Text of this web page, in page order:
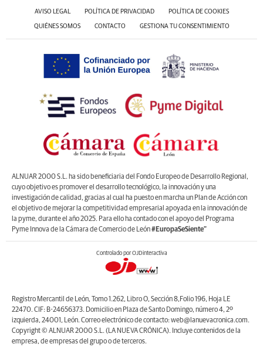
AVISO LEGAL POLÍTICA DE PRIVACIDAD POLÍTICA DE COOKIES
QUIÉNES SOMOS CONTACTO GESTIONA TU CONSENTIMIENTO
ALNUAR 2000 S.L. ha sido beneficiaria del Fondo Europeo de Desarrollo Regional,
cuyo objetivo es promover el desarrollo tecnológico, la innovación y una
investigación de calidad, gracias al cual ha puesto en marcha un Plan de Acción con
el objetivo de mejorar la competitividad empresarial apoyada en la innovación de
la pyme, durante el año 2025. Para ello ha contado con el apoyo del Programa
Pyme Innova de la Cámara de Comercio de León#EuropaSeSiente”
Controlado por OJDinteractiva
Registro Mercantil de León, Tomo 1.262, Libro O, Sección 8,Folio 196, Hoja LE
22470. CIF: B-24656373. Domicilio en Plaza de Santo Domingo, número 4, 2º
izquierda, 24001, León. Correo electrónico de contacto: web@lanuevacronica.com.
Copyright © ALNUAR 2000 S.L. (LA NUEVA CRÓNICA). Incluye contenidos de la
empresa, de empresas del grupo o de terceros.